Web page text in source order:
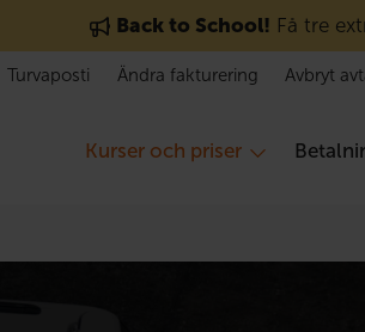
Back to School! Få tre
Kurser och priser
Turvaposti Ändra fakturering Avbryt